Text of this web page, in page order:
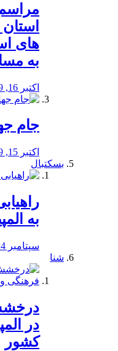
مراسم
های
به
اکتبر 16, 2019
جام
اکتبر 15, 2019
بسکتبال
به
سپتامبر 24, 2019
شنا
در
کشور